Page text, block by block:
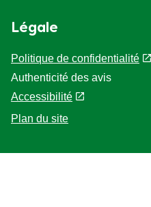
Légale
Politique de confidentialité
Paramètres des cookies
Authenticité des avis
Accessibilité